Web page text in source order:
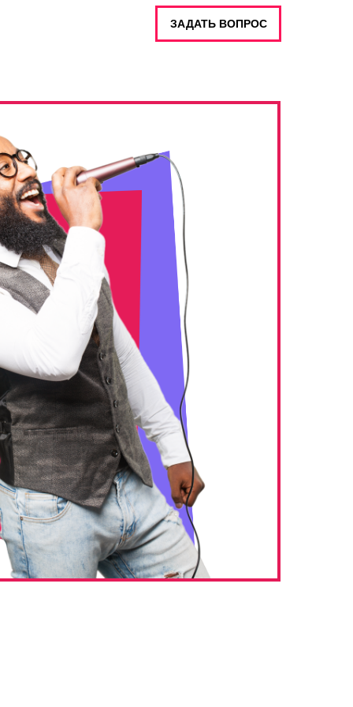
ЗАДАТЬ ВОПРОС